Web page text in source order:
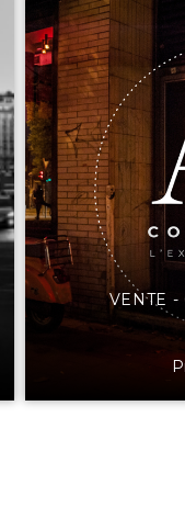
VENTE -